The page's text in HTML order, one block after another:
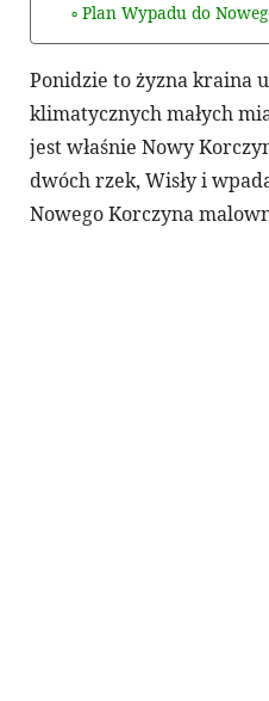
Plan Wypadu do
Ponidzie to żyzna kraina
klimatycznych małych
jest właśnie Nowy
dwóch rzek, Wisły i
Nowego Korczyna